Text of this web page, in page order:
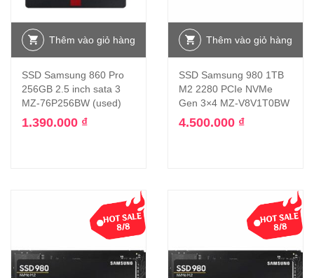
Thêm vào giỏ hàng
SSD Samsung 860 Pro
256GB 2.5 inch sata 3
MZ-76P256BW (used)
1.390.000 ₫
Thêm vào giỏ hàng
SSD Samsung 980 1TB
M2 2280 PCIe NVMe
Gen 3×4 MZ-V8V1T0BW
4.500.000 ₫